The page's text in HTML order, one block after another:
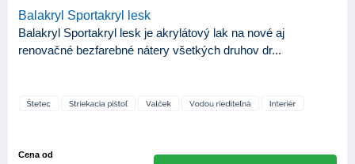
Balakryl Sportakryl lesk
Balakryl Sportakryl lesk je akrylátový lak na nové aj
renovačné bezfarebné nátery všetkých druhov dr...
Cena od